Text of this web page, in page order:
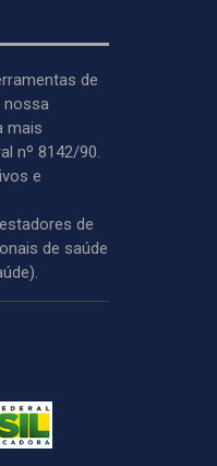
de
nossa
mais
nº 8142/90.
e
de
de saúde